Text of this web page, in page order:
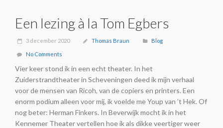
Een lezing à la Tom Egbers
3 december 2020 Thomas Braun Blog
No Comments
Vier keer stond ik in een echt theater. In het
Zuiderstrandtheater in Scheveningen deed ik mijn verhaal
voor de mensen van Ricoh, van de copiers en printers. Een
enorm podium alleen voor mij, ik voelde me Youp van ’t Hek. Of
nog beter: Herman Finkers. In Beverwijk mocht ik in het
Kennemer Theater vertellen hoe ik als dikke veertiger weer